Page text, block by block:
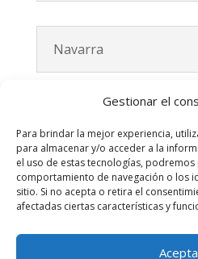
Gestionar el
Para brindar la mejor experiencia,
para almacenar y/o acceder a la
el uso de estas tecnologías,
comportamiento de navegación o los
sitio. Si no acepta o retira el
afectadas ciertas características y
Navarra